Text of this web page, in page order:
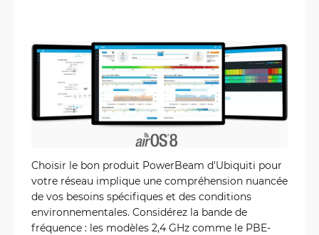
Choisir le bon produit PowerBeam d'Ubiquiti pour
votre réseau implique une compréhension nuancée
de vos besoins spécifiques et des conditions
environnementales. Considérez la bande de
fréquence : les modèles 2,4 GHz comme le PBE-